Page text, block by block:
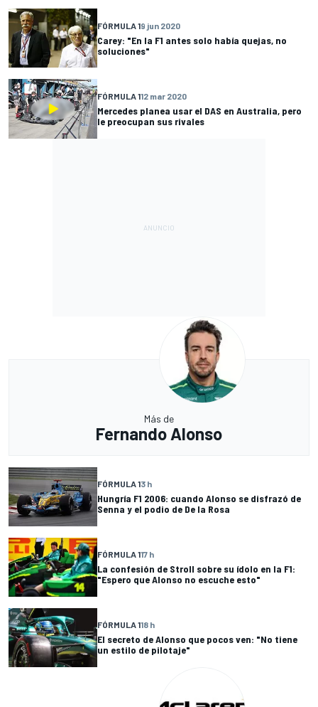
FÓRMULA 19 jun 2020
Carey: "En la F1 antes solo había quejas, no
soluciones"
FÓRMULA 112 mar 2020
Mercedes planea usar el DAS en Australia, pero
le preocupan sus rivales
Más de
Fernando Alonso
FÓRMULA 13 h
Hungría F1 2006: cuando Alonso se disfrazó de
Senna y el podio de De la Rosa
FÓRMULA 117 h
La confesión de Stroll sobre su ídolo en la F1:
"Espero que Alonso no escuche esto"
FÓRMULA 118 h
El secreto de Alonso que pocos ven: "No tiene
un estilo de pilotaje"